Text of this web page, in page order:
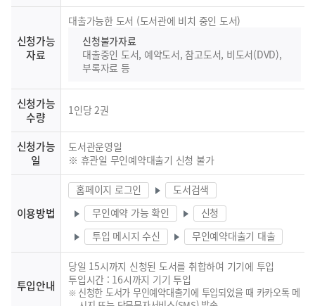
신청가능
자료
대출가능한 도서 (도서관에 비치 중인 도서)
신청불가자료
대출중인 도서, 예약도서, 참고도서, 비도서(DVD),
부록자료 등
신청가능
수량
1인당 2권
신청가능
일
도서관운영일
※ 휴관일 무인예약대출기 신청 불가
이용방법
홈페이지 로그인
도서검색
무인예약 가능 확인
신청
투입 메시지 수신
무인예약대출기 대출
투입안내
당일 15시까지 신청된 도서를 취합하여 기기에 투입
투입시간 : 16시까지 기기 투입
신청한 도서가 무인예약대출기에 투입되었을 때 카카오톡 메